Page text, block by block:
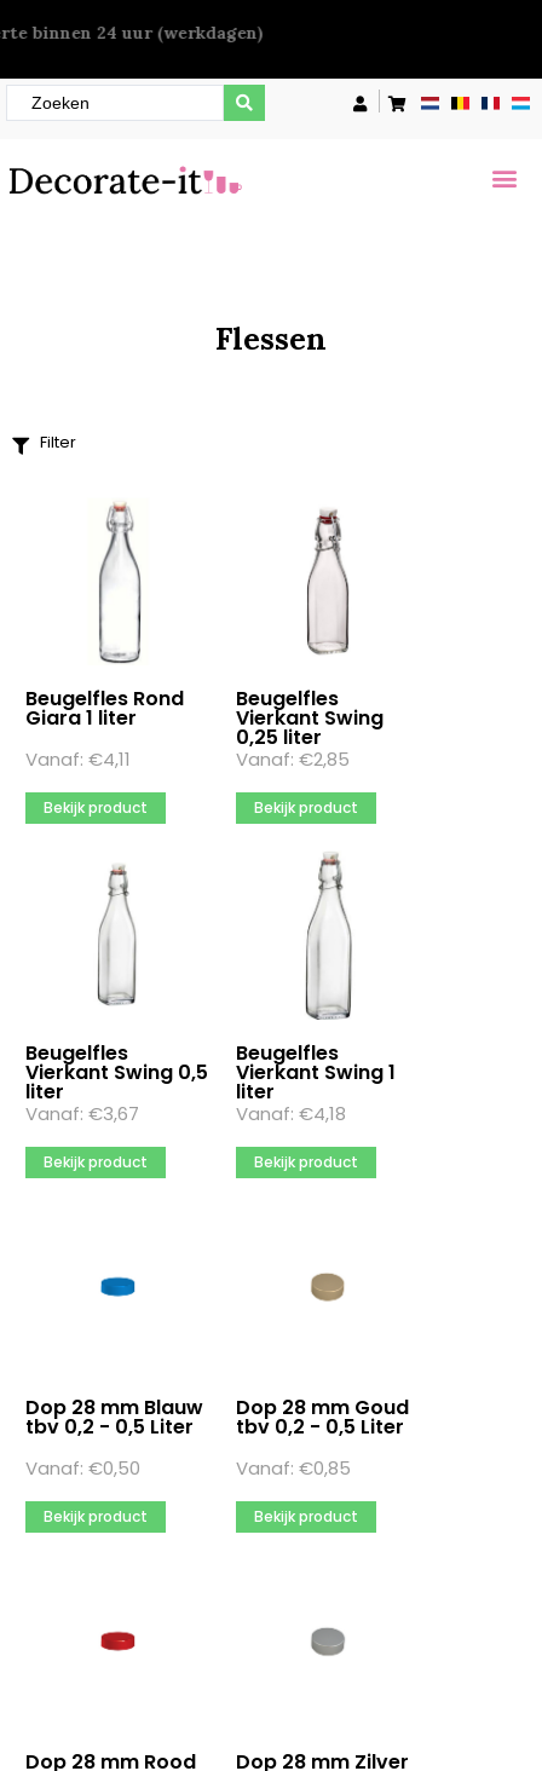
Offerte binnen 24 uur (werkdagen)
Flessen
Filter
Beugelfles Rond
Giara 1 liter
Vanaf: €4,11
Bekijk product
Beugelfles
Vierkant Swing
0,25 liter
Vanaf:€2,85
Bekijk product
Beugelfles
Vierkant Swing 0,5
liter
Vanaf: €3,67
Bekijk product
Beugelfles
Vierkant Swing 1
liter
Vanaf:€4,18
Bekijk product
Dop 28 mm Blauw
tbv 0,2 - 0,5 Liter
Vanaf: €0,50
Bekijk product
Dop 28 mm Goud
tbv 0,2 - 0,5 Liter
Vanaf:€0,85
Bekijk product
Dop 28 mm Rood Dop 28 mm Zilver
Filter
Prijs
104mm
Meer opties
101mm
Meer opties
aqua
Meer opties
Artikel lengte
115
Meer opties
Inhoud randvol
0
Meer opties
Glas
Glas / Plastic
Meer opties
Meerkleurendruk